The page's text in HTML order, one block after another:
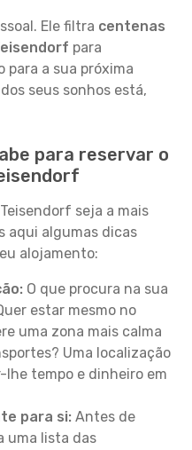
Ele filtra centenas
para
a sua próxima
seus sonhos está,
para reservar o
seja a mais
aqui algumas dicas
alojamento:
O que procura na sua
estar mesmo no
uma zona mais calma
Uma localização
tempo e dinheiro em
para si: Antes de
uma lista das